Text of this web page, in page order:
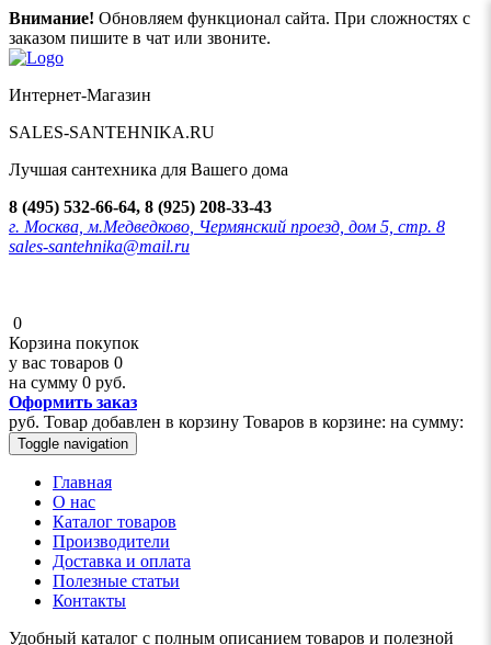
Внимание! Обновляем функционал сайта. При сложностях с
заказом пишите в чат или звоните.
Интернет-Магазин
SALES-SANTEHNIKA.RU
Лучшая сантехника для Вашего дома
8 (495) 532-66-64, 8 (925) 208-33-43
г. Москва, м.Медведково, Чермянский проезд, дом 5, стр. 8
sales-santehnika@mail.ru
0
Корзина покупок
у вас товаров 0
на сумму 0 руб.
Оформить заказ
руб. Товар добавлен в корзину Товаров в корзине: на сумму:
Toggle navigation
Главная
О нас
Каталог товаров
Производители
Доставка и оплата
Полезные статьи
Контакты
Удобный каталог с полным описанием товаров и полезной